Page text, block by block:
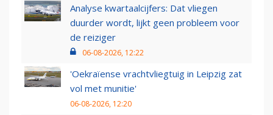
Analyse kwartaalcijfers: Dat vliegen
duurder wordt, lijkt geen probleem voor
de reiziger
06-08-2026, 12:22
'Oekraïense vrachtvliegtuig in Leipzig zat
vol met munitie'
06-08-2026, 12:20